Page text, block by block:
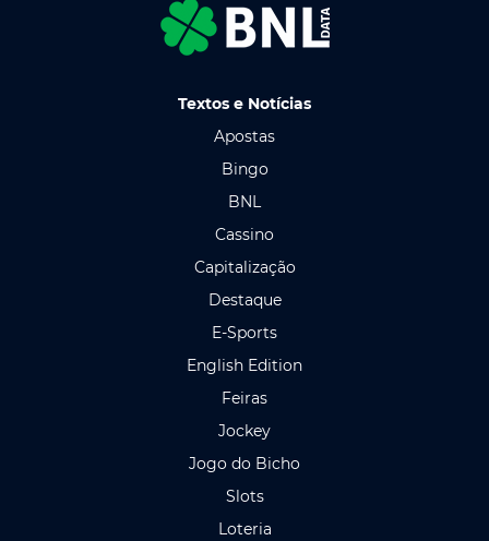
Textos e Notícias
Apostas
Bingo
BNL
Cassino
Capitalização
Destaque
E-Sports
English Edition
Feiras
Jockey
Jogo do Bicho
Slots
Loteria